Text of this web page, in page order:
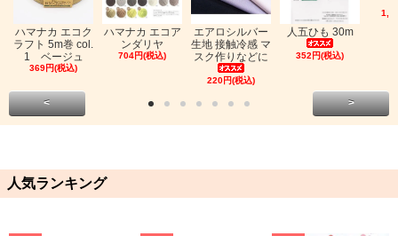
ハマナカ エコク
ラフト 5m巻 col.
1 ベージュ
369円(税込)
ハマナカ エコア
ンダリヤ
704円(税込)
エアロシルバー
生地 接触冷感 マ
スク作りなどに
220円(税込)
人五ひも 30m
352円(税込)
< >
人気ランキング